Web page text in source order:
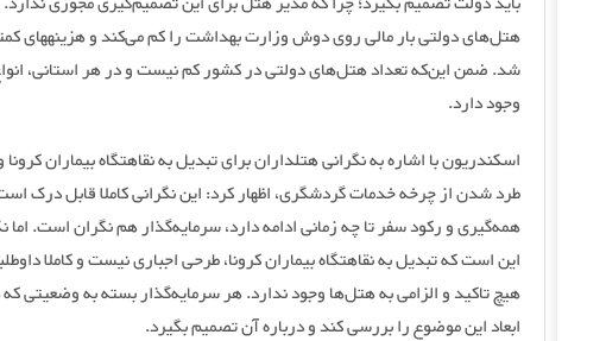
هتل‌های دولتی بار مالی روی دوش وزارت بهداشت را کم می‌کند و هزینههای
شد. ضمن این‌که تعداد هتل‌های دولتی در کشور کم نیست و در هر استانی،
وجود دارد.
اسکندریون با اشاره به نگرانی هتلداران برای تبدیل به نقاهتگاه بیماران
طرد شدن از چرخه خدمات گردشگری، اظهار کرد: این نگرانی کاملا قابل درک
همه‌گیری و رکود سفر تا چه زمانی ادامه دارد، سرمایه‌گذار هم نگران است. اما
این است که تبدیل به نقاهتگاه بیماران کرونا، طرحی اجباری نیست و کاملا
هیچ تاکید و الزامی به هتل‌ها وجود ندارد. هر سرمایه‌گذار بسته به وضعیتی
ابعاد این موضوع را بررسی کند و درباره آن تصمیم بگیرد.